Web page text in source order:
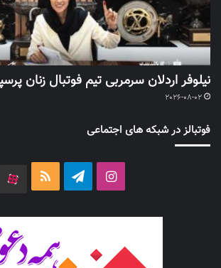
نیلوفر اردلان سرمربی تیم فوتبال زنان
2026-08-02
فوتبالز در شبکه های اجتماعی
اینستاگرامتلگرام خوراک